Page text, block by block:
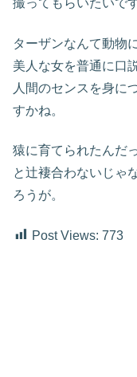
撮ってもらいたいで
ターザンなんて動物
美人な女を普通に口
人間のセンスを身に
すかね。
猿に育てられたんだ
と辻褄合わないじゃ
ろうが。
Post Views: 773